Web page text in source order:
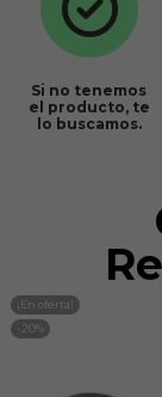
Si no tenemos
el producto, te
lo buscamos.
¡En oferta!
-20%